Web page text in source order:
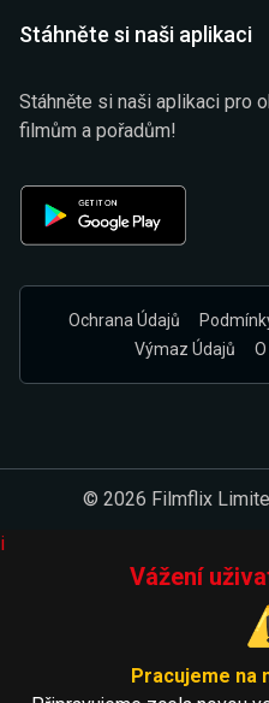
Stáhněte si naši aplikaci
Stáhněte si naši aplikaci pro
filmům a pořadům!
Ochrana Údajů
Výmaz Údajů
© 2026 Filmflix
i
Vážení
Pracujeme na